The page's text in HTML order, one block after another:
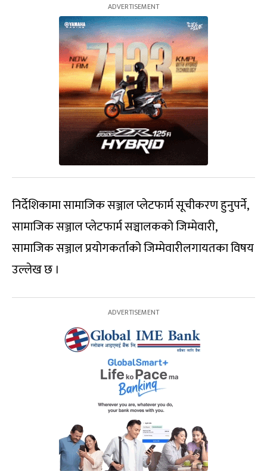
निर्देशिकामा सामाजिक सञ्जाल प्लेटफार्म सूचीकरण हुनुपर्ने,
सामाजिक सञ्जाल प्लेटफार्म सञ्चालकको जिम्मेवारी,
सामाजिक सञ्जाल प्रयोगकर्ताको जिम्मेवारीलगायतका विषय
उल्लेख छ ।